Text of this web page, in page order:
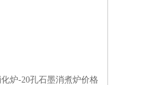
炉-20孔石墨消煮炉价格